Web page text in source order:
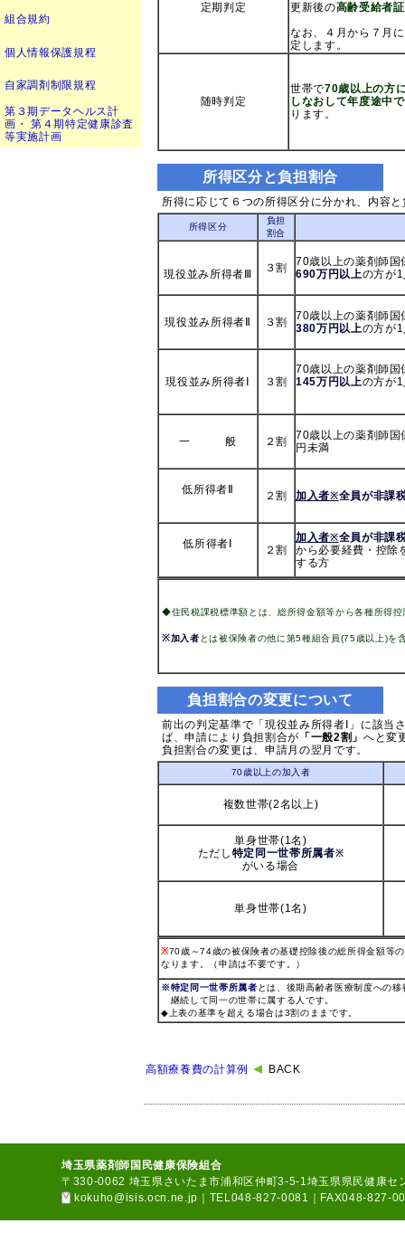
組合規約
個人情報保護規程
自家調剤制限規程
第３期データヘルス計
画・ 第４期特定健康診査
等実施計画
定期判定
更新後の高齢受給者
なお、４月から７月
定します。
随時判定
世帯で70歳以上の方
しなおして年度途中
ります。
所得区分と負担割合
所得に応じて６つの所得区分に分かれ、内容
所得区分
負担
割合
現役並み所得者Ⅲ ３割
70歳以上の薬剤師国
690万円以上の方が
現役並み所得者Ⅱ ３割
70歳以上の薬剤師国
380万円以上の方が
現役並み所得者Ⅰ ３割
70歳以上の薬剤師国
145万円以上の方が
一 般 ２割
70歳以上の薬剤師
円未満
低所得者Ⅱ ２割 加入者※全員が非課
低所得者Ⅰ ２割
加入者※全員が非課
から必要経費・控除
する方
◆住民税課税標準額とは、総所得金額等から各種所得
※加入者 とは被保険者の他に第5種組合員(75歳以上)を
負担割合の変更について
前出の判定基準で「現役並み所得者Ⅰ」に該当
ば、申請により負担割合が 「一般2割」へと変
負担割合の変更は、申請月の翌月です。
70歳以上の加入者
複数世帯(2名以上)
単身世帯(1名)
ただし 特定同一世帯所属者※
がいる場合
単身世帯(1名)
※70歳～74歳の被保険者の基礎控除後の総所得金額等
なります。（申請は不要です。）
※特定同一世帯所属者 とは、後期高齢者医療制度への
継続して同一の世帯に属する人です。
◆上表の基準を超える場合は3割のままです。
高額療養費の計算例 BACK
埼玉県薬剤師国民健康保険組合
〒330-0062 埼玉県さいたま市浦和区仲町3-5-1埼玉県県民健康セ
kokuho@isis.ocn.ne.jp ｜TEL048-827-0081｜FAX048-827-